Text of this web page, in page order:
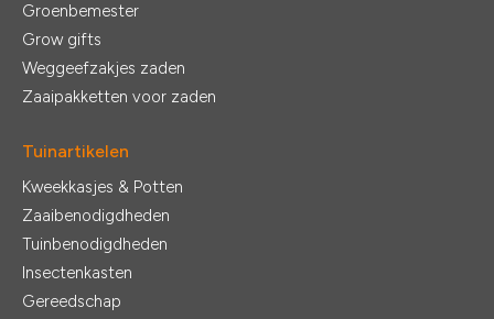
Groenbemester
Grow gifts
Weggeefzakjes zaden
Zaaipakketten voor zaden
Tuinartikelen
Kweekkasjes & Potten
Zaaibenodigdheden
Tuinbenodigdheden
Insectenkasten
Gereedschap